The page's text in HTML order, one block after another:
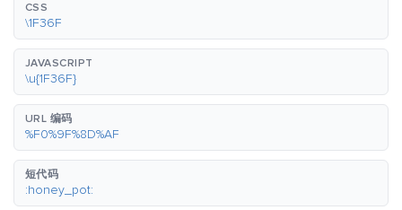
CSS
\1F36F
JAVASCRIPT
\u{1F36F}
URL 编码
%F0%9F%8D%AF
短代码
:honey_pot: